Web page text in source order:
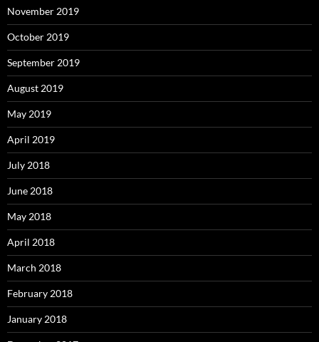
November 2019
October 2019
September 2019
August 2019
May 2019
April 2019
July 2018
June 2018
May 2018
April 2018
March 2018
February 2018
January 2018